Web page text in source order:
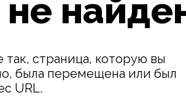
страница, которую вы
была перемещена или был
URL.